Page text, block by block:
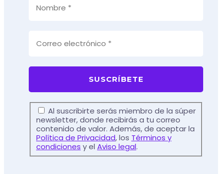
Al suscribirte serás miembro de la súper
newsletter, donde recibirás a tu correo
contenido de valor. Además, de aceptar la
Política de Privacidad, los Términos y
condiciones y el Aviso legal.